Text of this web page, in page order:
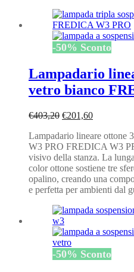
-50% Sconto
Lampadario
vetro bianco
€403,20 Il
originale
era:
€403,20.
€201,60Il
attuale
è:
€201,60.
Lampadario lineare ottone
W3 PRO FREDICA W3
visivo della stanza. La
color ottone sostiene tre
opalino, creando una
e perfetta per ambienti dal
-50% Sconto